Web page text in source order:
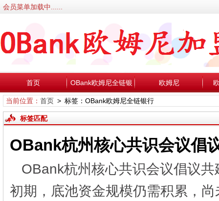
会员菜单加载中......
首页 OBank欧姆尼全链银
行
欧姆尼
当前位置： 首页> 标签：OBank欧姆尼全链银行
标签匹配
OBank杭州核心共识会议倡
OBank杭州核心共识会议倡议
初期，底池资金规模仍需积累，